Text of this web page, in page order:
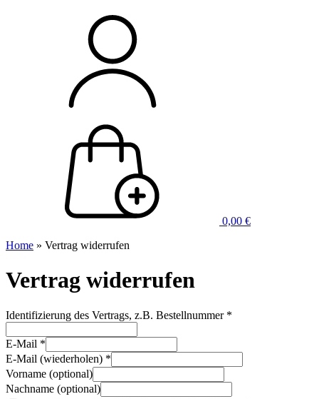
0,00 €
Home » Vertrag widerrufen
Vertrag widerrufen
Identifizierung des Vertrags, z.B. Bestellnummer *
E-Mail *
E-Mail (wiederholen) *
Vorname (optional)
Nachname (optional)